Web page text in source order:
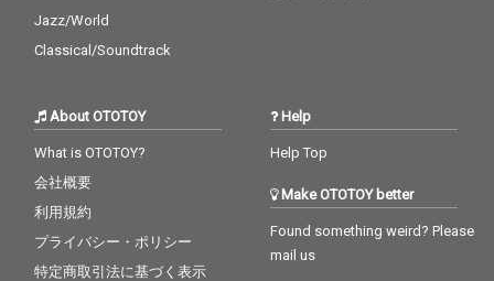
Jazz/World
Classical/Soundtrack
About OTOTOY
What is OTOTOY?
会社概要
利用規約
プライバシー・ポリシー
特定商取引法に基づく表示
Help
Help Top
Make OTOTOY better
Found something weird? Please
mail us